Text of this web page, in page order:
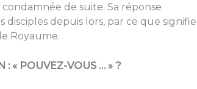
de suite. Sa réponse
depuis lors, par ce que signifie
Royaume.
: « POUVEZ-VOUS … » ?